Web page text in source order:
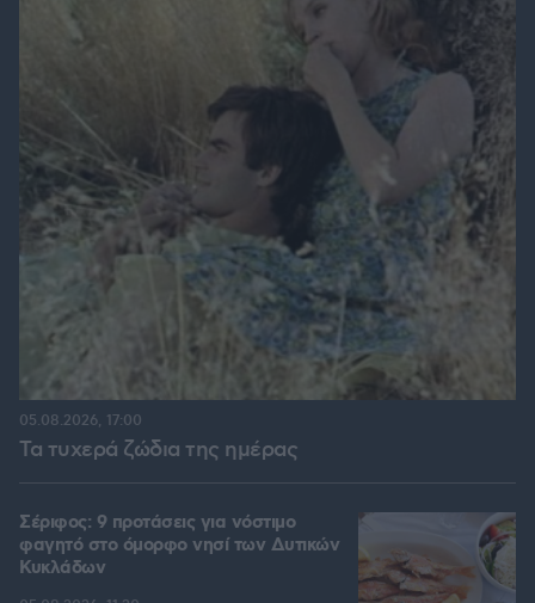
Τα τυχερά ζώδια της ημέρας
05.08.2026, 17:00
Σέριφος: 9 προτάσεις για νόστιμο
φαγητό στο όμορφο νησί των Δυτικών
Κυκλάδων